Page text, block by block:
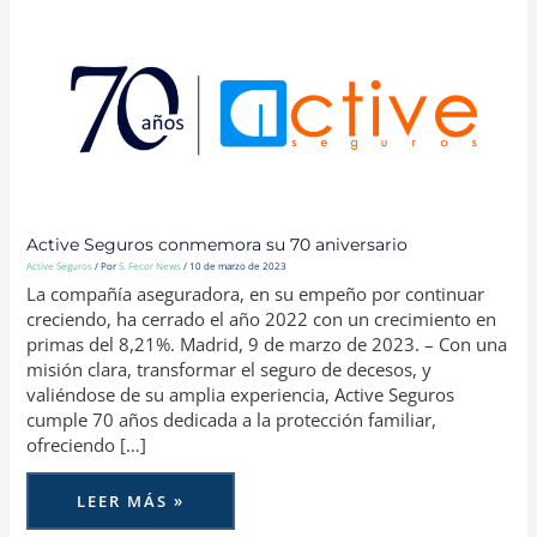
Active Seguros conmemora su 70 aniversario
Active Seguros/ PorS. Fecor News/ 10 de marzo de 2023
La compañía aseguradora, en su empeño por continuar
creciendo, ha cerrado el año 2022 con un crecimiento en
primas del 8,21%. Madrid, 9 de marzo de 2023. – Con una
misión clara, transformar el seguro de decesos, y
valiéndose de su amplia experiencia, Active Seguros
cumple 70 años dedicada a la protección familiar,
ofreciendo […]
SU
70
ANIVERSARIO
LEER MÁS »